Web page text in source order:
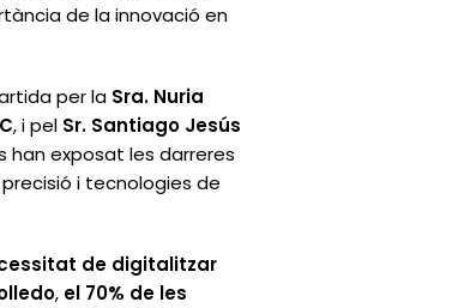
de la innovació en
per la Sra. Nuria
, i pel Sr. Santiago Jesús
han exposat les darreres
i tecnologies de
de digitalitzar
, el 70% de les